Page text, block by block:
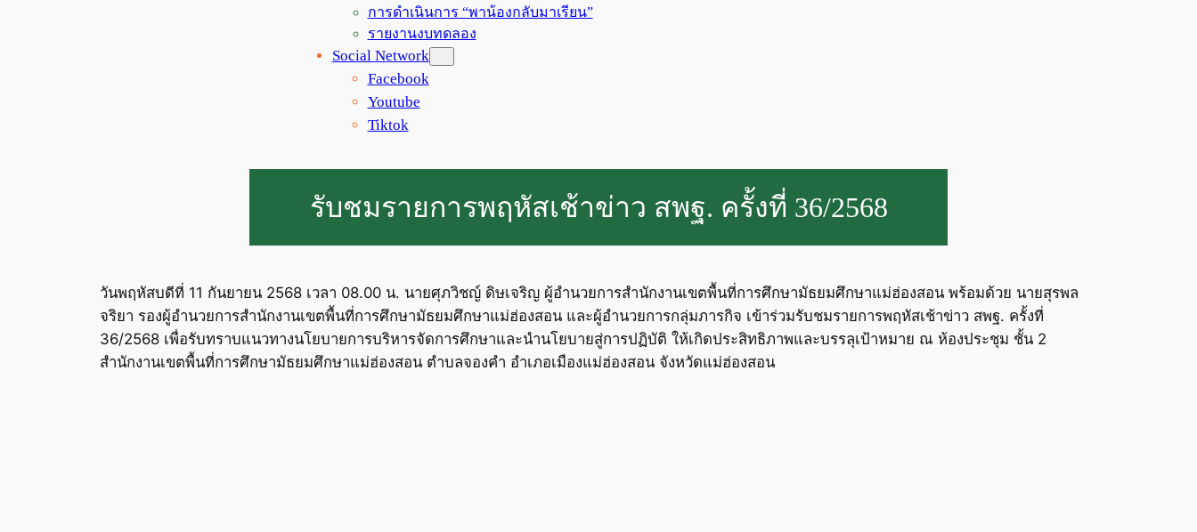
การดำเนินการ “พาน้องกลับมาเรียน”
รายงานงบทดลอง
Social Network
Facebook
Youtube
Tiktok
รับชมรายการพฤหัสเช้าข่าว สพฐ. ครั้งที่ 36/2568
วันพฤหัสบดีที่ 11 กันยายน 2568 เวลา 08.00 น. นายศุภวิชญ์ ดิษเจริญ ผู้อำนวยการสำนักงานเขตพื้นที่การศึกษามัธยมศึกษาแม่ฮ่องสอน พร้อมด้วย นายสุรพล
จริยา รองผู้อำนวยการสำนักงานเขตพื้นที่การศึกษามัธยมศึกษาแม่ฮ่องสอน และผู้อำนวยการกลุ่มภารกิจ เข้าร่วมรับชมรายการพฤหัสเช้าข่าว สพฐ. ครั้งที่
36/2568 เพื่อรับทราบแนวทางนโยบายการบริหารจัดการศึกษาและนำนโยบายสู่การปฏิบัติ ให้เกิดประสิทธิภาพและบรรลุเป้าหมาย ณ ห้องประชุม ชั้น 2
สำนักงานเขตพื้นที่การศึกษามัธยมศึกษาแม่ฮ่องสอน ตำบลจองคำ อำเภอเมืองแม่ฮ่องสอน จังหวัดแม่ฮ่องสอน